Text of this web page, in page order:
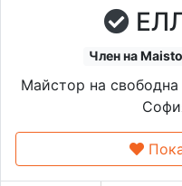
Член на
Майстор на свободна